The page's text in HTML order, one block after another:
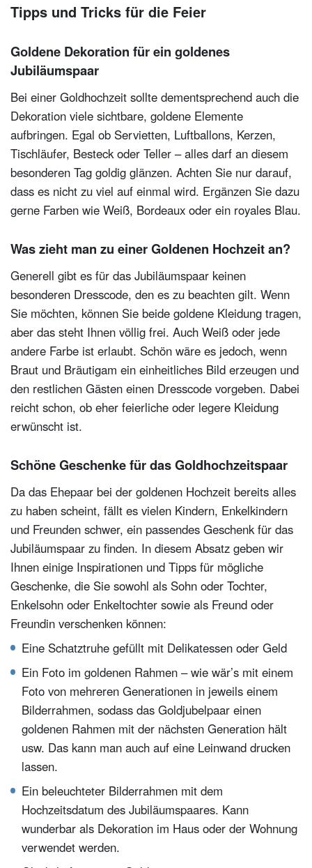
Tipps und Tricks für die Feier
Goldene Dekoration für ein goldenes
Jubiläumspaar
Bei einer Goldhochzeit sollte dementsprechend auch die
Dekoration viele sichtbare, goldene Elemente
aufbringen. Egal ob Servietten, Luftballons, Kerzen,
Tischläufer, Besteck oder Teller – alles darf an diesem
besonderen Tag goldig glänzen. Achten Sie nur darauf,
dass es nicht zu viel auf einmal wird. Ergänzen Sie dazu
gerne Farben wie Weiß, Bordeaux oder ein royales Blau.
Was zieht man zu einer Goldenen Hochzeit an?
Generell gibt es für das Jubiläumspaar keinen
besonderen Dresscode, den es zu beachten gilt. Wenn
Sie möchten, können Sie beide goldene Kleidung tragen,
aber das steht Ihnen völlig frei. Auch Weiß oder jede
andere Farbe ist erlaubt. Schön wäre es jedoch, wenn
Braut und Bräutigam ein einheitliches Bild erzeugen und
den restlichen Gästen einen Dresscode vorgeben. Dabei
reicht schon, ob eher feierliche oder legere Kleidung
erwünscht ist.
Schöne Geschenke für das Goldhochzeitspaar
Da das Ehepaar bei der goldenen Hochzeit bereits alles
zu haben scheint, fällt es vielen Kindern, Enkelkindern
und Freunden schwer, ein passendes Geschenk für das
Jubiläumspaar zu finden. In diesem Absatz geben wir
Ihnen einige Inspirationen und Tipps für mögliche
Geschenke, die Sie sowohl als Sohn oder Tochter,
Enkelsohn oder Enkeltochter sowie als Freund oder
Freundin verschenken können:
Eine Schatztruhe gefüllt mit Delikatessen oder Geld
Ein Foto im goldenen Rahmen – wie wär’s mit einem
Foto von mehreren Generationen in jeweils einem
Bilderrahmen, sodass das Goldjubelpaar einen
goldenen Rahmen mit der nächsten Generation hält
usw. Das kann man auch auf eine Leinwand drucken
lassen.
Ein beleuchteter Bilderrahmen mit dem
Hochzeitsdatum des Jubiläumspaares. Kann
wunderbar als Dekoration im Haus oder der Wohnung
verwendet werden.